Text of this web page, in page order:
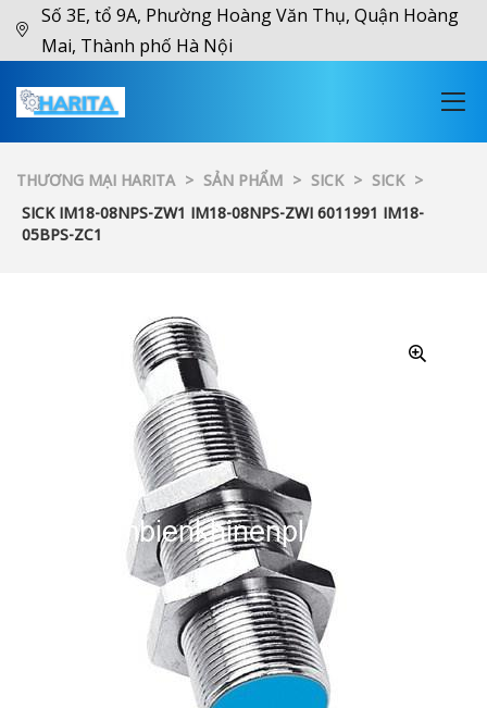
Số 3E, tổ 9A, Phường Hoàng Văn Thụ, Quận Hoàng
Mai, Thành phố Hà Nội
THƯƠNG MẠI HARITA > SẢN PHẨM > SICK > SICK >
SICK IM18-08NPS-ZW1 IM18-08NPS-ZWI 6011991 IM18-
05BPS-ZC1